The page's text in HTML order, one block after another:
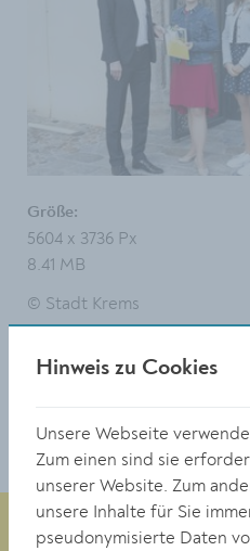
Größe:
5604 x 3736 Px
8.41 MB
© Stadt Krems
Hinweis zu Cookies
Unsere Webseite
Zum einen sind sie
unserer Website. Zum
unsere Inhalte für Sie
pseudonymisierte Daten